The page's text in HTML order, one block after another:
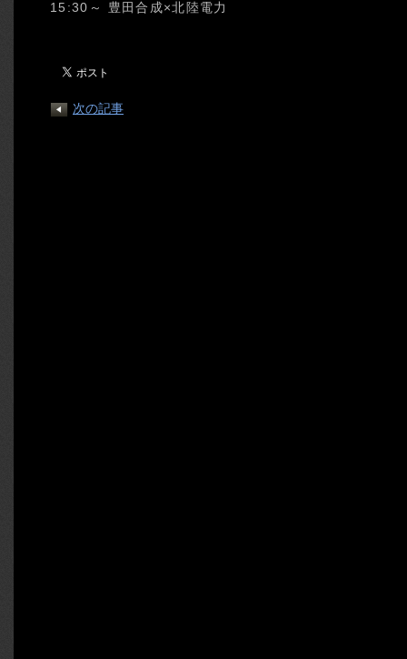
15:30～ 豊田合成×北陸電力
次の記事